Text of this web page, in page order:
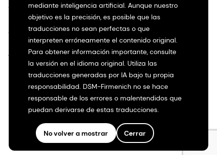
mediante inteligencia artificial. Aunque nuestro
objetivo es la precisión, es posible que las
traducciones no sean perfectas o que
interpreten erróneamente el contenido original.
Para obtener información importante, consulte
la versión en el idioma original. Utiliza las
traducciones generadas por IA bajo tu propia
responsabilidad. DSM-Firmenich no se hace
responsable de los errores o malentendidos que
puedan derivarse de estas traducciones.
No volver a mostrar Cerrar
Condiciones de uso
Condiciones generales
Transparencia en California
Declaración de accesibilidad
Información jurídica
Mapa del sitio